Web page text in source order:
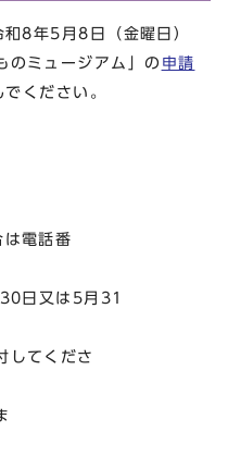
8年5月8日（金曜日）
のミュージアム」の 申請
ください。
は電話番
日又は5月31
してくださ